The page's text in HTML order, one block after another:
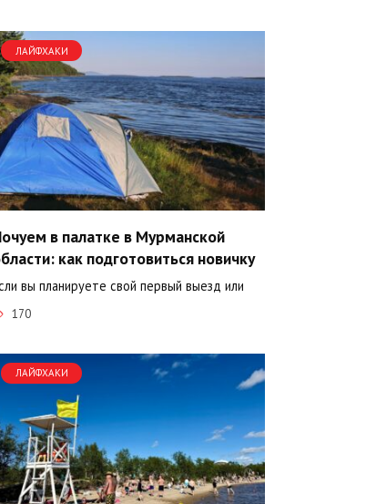
ЛАЙФХАКИ
в палатке в Мурманской
как подготовиться новичку
вы планируете свой первый выезд или
170
ЛАЙФХАКИ